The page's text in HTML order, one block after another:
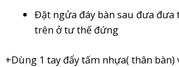
Đặt ngửa đáy bàn sau đưa đưa
trên ở tư thế đứng
+Dùng 1 tay đẩy tấm nhựa( thân bàn)